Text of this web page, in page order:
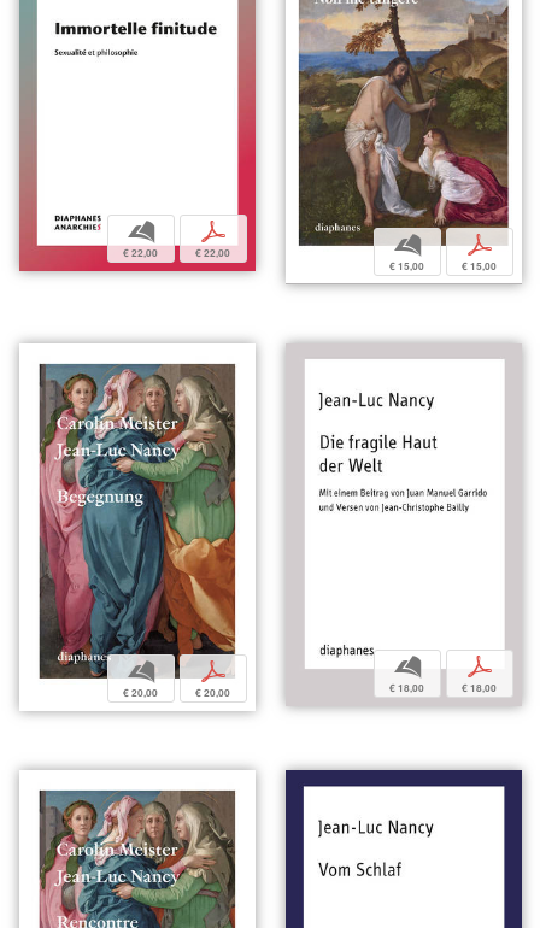
b
€ 22,00
p
€ 22,00 b
€ 15,00
p
€ 15,00
b
€ 20,00
p
€ 20,00
b
€ 18,00
p
€ 18,00